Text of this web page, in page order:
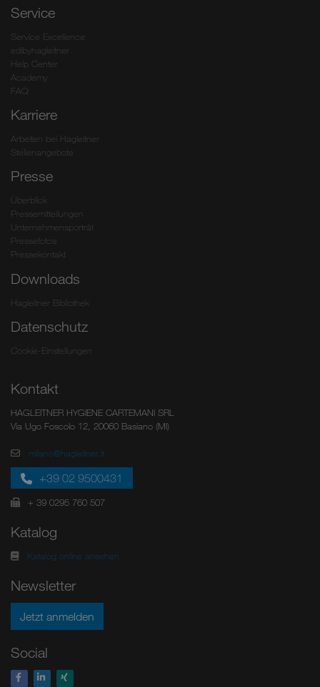
Service
Service Excellence
edibyhagleitner
Help Center
Academy
FAQ
Karriere
Arbeiten bei Hagleitner
Stellenangebote
Presse
Überblick
Pressemitteilungen
Unternehmensporträt
Pressefotos
Pressekontakt
Downloads
Hagleitner Bibliothek
Datenschutz
Cookie-Einstellungen
Kontakt
HAGLEITNER HYGIENE CARTEMANI SRL
Via Ugo Foscolo 12, 20060 Basiano (MI)
milano@hagleitner.it
+39 02 9500431
+ 39 0295 760 507
Katalog
Katalog online ansehen
Newsletter
Jetzt anmelden
Social